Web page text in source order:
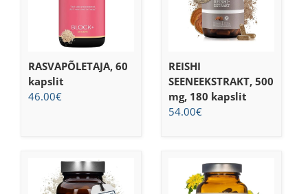
RASVAPÕLETAJA, 60
kapslit
46.00€
REISHI
SEENEEKSTRAKT, 500
mg, 180 kapslit
54.00€